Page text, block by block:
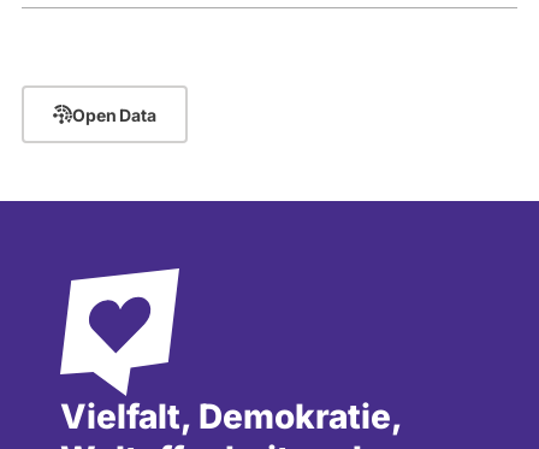
befragt
Open Data
Vielfalt, Demokratie,